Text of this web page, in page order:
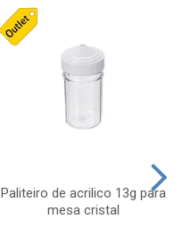
Paliteiro de acrilico 13g para
mesa cristal